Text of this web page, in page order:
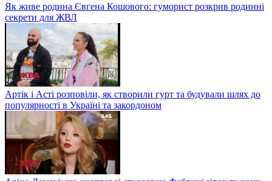
Як живе родина Євгена Кошового: гуморист розкрив родинні
секрети для ЖВЛ
Артік і Асті розповіли, як створили гурт та будували шлях до
популярності в Україні та закордоном